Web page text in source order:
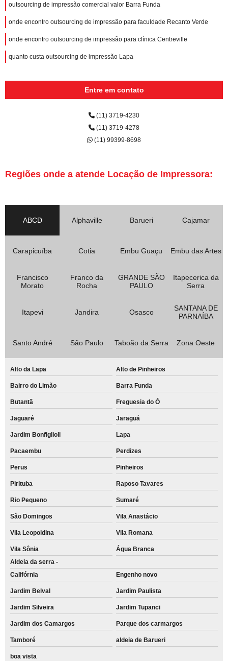
outsourcing de impressão comercial valor Barra Funda
onde encontro outsourcing de impressão para faculdade Recanto Verde
onde encontro outsourcing de impressão para clínica Centreville
quanto custa outsourcing de impressão Lapa
Entre em contato
(11) 3719-4230
(11) 3719-4278
(11) 99399-8698
Regiões onde a atende Locação de Impressora:
ABCD Alphaville Barueri Cajamar
Carapicuíba Cotia Embu Guaçu Embu das Artes
Francisco
Morato
Franco da
Rocha
GRANDE SÃO
PAULO
Itapecerica da
Serra
Itapevi Jandira Osasco
SANTANA DE
PARNAÍBA
Santo André São Paulo Taboão da Serra Zona Oeste
Alto da Lapa Alto de Pinheiros
Bairro do Limão Barra Funda
Butantã Freguesia do Ó
Jaguaré Jaraguá
Jardim Bonfiglioli Lapa
Pacaembu Perdizes
Perus Pinheiros
Pirituba Raposo Tavares
Rio Pequeno Sumaré
São Domingos Vila Anastácio
Vila Leopoldina Vila Romana
Vila Sônia
Água Branca
Aldeia da serra -
Califórnia
Engenho novo
Jardim Belval Jardim Paulista
Jardim Silveira Jardim Tupanci
Jardim dos Camargos Parque dos carmargos
Tamboré aldeia de Barueri
boa vista